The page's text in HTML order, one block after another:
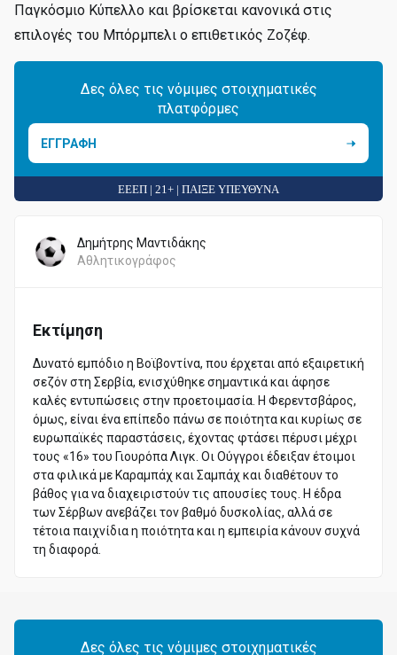
Παγκόσμιο Κύπελλο και βρίσκεται κανονικά στις
επιλογές του Μπόρμπελι ο επιθετικός Ζοζέφ.
Δες όλες τις νόμιμες στοιχηματικές
πλατφόρμες
ΕΓΓΡΑΦΗ
ΕΕΕΠ | 21+ | ΠΑΙΞΕ ΥΠΕΥΘΥΝΑ
Δημήτρης Μαντιδάκης
Αθλητικογράφος
Εκτίμηση
Δυνατό εμπόδιο η Βοϊβοντίνα, που έρχεται από εξαιρετική
σεζόν στη Σερβία, ενισχύθηκε σημαντικά και άφησε
καλές εντυπώσεις στην προετοιμασία. Η Φερεντσβάρος,
όμως, είναι ένα επίπεδο πάνω σε ποιότητα και κυρίως σε
ευρωπαϊκές παραστάσεις, έχοντας φτάσει πέρυσι μέχρι
τους «16» του Γιουρόπα Λιγκ. Οι Ούγγροι έδειξαν έτοιμοι
στα φιλικά με Καραμπάχ και Σαμπάχ και διαθέτουν το
βάθος για να διαχειριστούν τις απουσίες τους. Η έδρα
των Σέρβων ανεβάζει τον βαθμό δυσκολίας, αλλά σε
τέτοια παιχνίδια η ποιότητα και η εμπειρία κάνουν συχνά
τη διαφορά.
Δες όλες τις νόμιμες στοιχηματικές